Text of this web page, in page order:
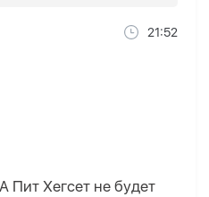
21:52
Хегсет не будет